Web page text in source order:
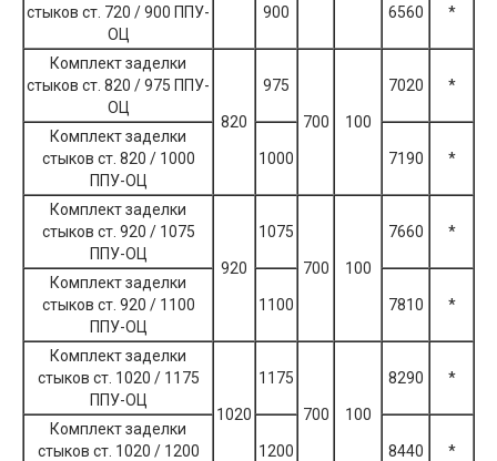
стыков ст. 720 / 900 ППУ-
ОЦ
900 6560 *
Комплект заделки
стыков ст. 820 / 975 ППУ-
ОЦ
820
975
700 100
7020 *
Комплект заделки
стыков ст. 820 / 1000
ППУ-ОЦ
1000 7190 *
Комплект заделки
стыков ст. 920 / 1075
ППУ-ОЦ
920
1075
700 100
7660 *
Комплект заделки
стыков ст. 920 / 1100
ППУ-ОЦ
1100 7810 *
Комплект заделки
стыков ст. 1020 / 1175
ППУ-ОЦ
1020
1175
700 100
8290 *
Комплект заделки
стыков ст. 1020 / 1200
1200 8440 *